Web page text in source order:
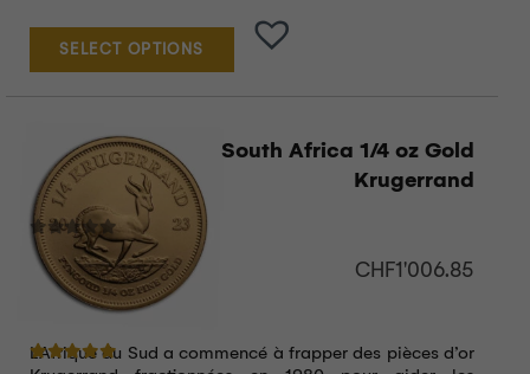
SELECT OPTIONS
South Africa 1/4 oz Gold
Krugerrand
CHF1'006.85
L’Afrique du Sud a commencé à frapper des pièces d’or